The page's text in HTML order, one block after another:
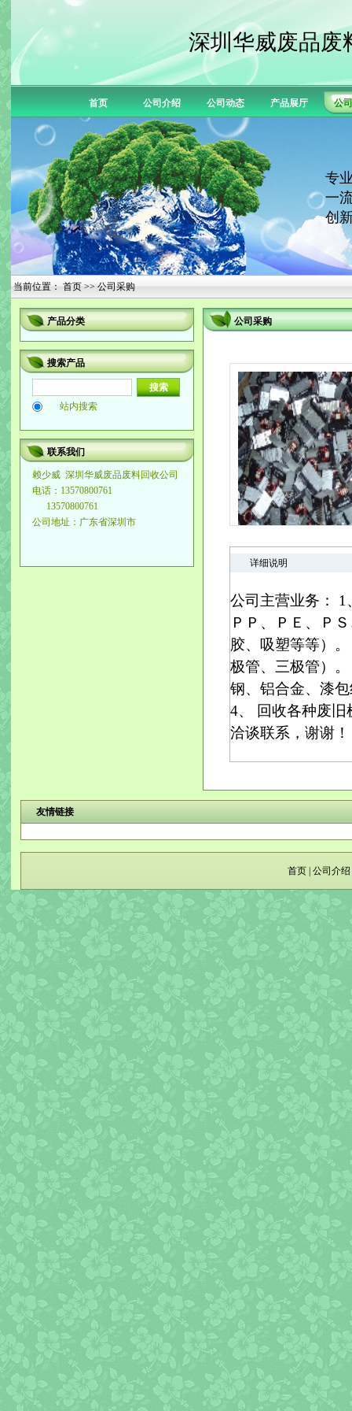
深圳华威废品废
首页 公司介绍 公司动态 产品展厅 公
专
一
创
当前位置： 首页 >> 公司采购
产品分类
搜索产品
站内搜索
联系我们
赖少威 深圳华威废品废料回收公司
电话：13570800761
13570800761
公司地址：广东省深圳市
公司采购
详细说明
公司主营业务：
ＰＰ、ＰＥ、Ｐ
胶、吸塑等等）
极管、三极管）
钢、铝合金、漆
4、 回收各种废
洽谈联系，谢谢
友情链接
首页 公司介绍